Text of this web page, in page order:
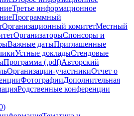
Третье информационное
Программный
Организационный комитетМестный
ОрганизаторыСпонсоры и
Важные датыПриглашенные
Устные докладыСтендовые
Программа (.pdf)Авторский
Организации-участникиОтчет о
ФотографииДополнительная
Родственные конференции